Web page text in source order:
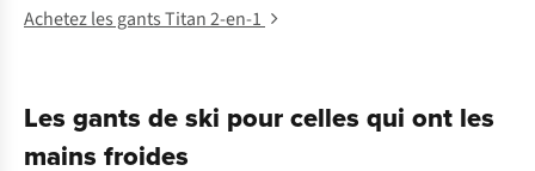
Achetez les gants Titan 2-en-1
Les gants de ski pour celles qui ont les
mains froides